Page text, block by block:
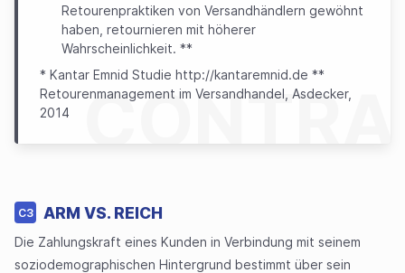
CONTRA
Retourenpraktiken von Versandhändlern gewöhnt
haben, retournieren mit höherer
Wahrscheinlichkeit. **
* Kantar Emnid Studie http://kantaremnid.de **
Retourenmanagement im Versandhandel, Asdecker,
2014
C3 ARM VS. REICH
Die Zahlungskraft eines Kunden in Verbindung mit seinem
soziodemographischen Hintergrund bestimmt über sein